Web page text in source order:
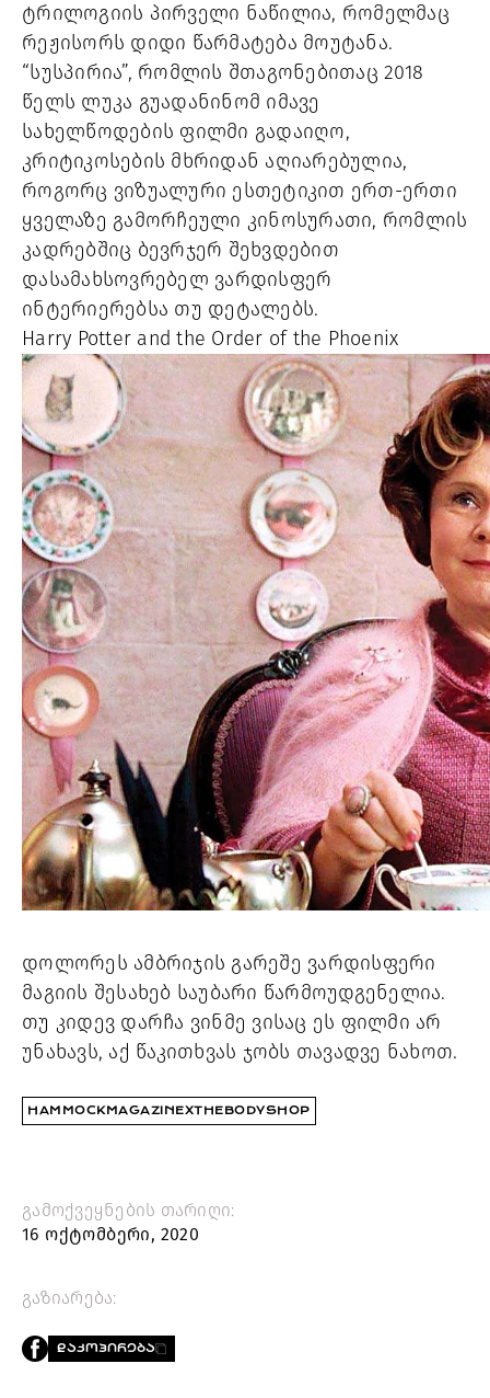
ტრილოგიის პირველი ნაწილია, რომელმაც
რეჟისორს დიდი წარმატება მოუტანა.
“სუსპირია”, რომლის შთაგონებითაც 2018
წელს ლუკა გუადანინომ იმავე
სახელწოდების ფილმი გადაიღო,
კრიტიკოსების მხრიდან აღიარებულია,
როგორც ვიზუალური ესთეტიკით ერთ-ერთი
ყველაზე გამორჩეული კინოსურათი, რომლის
კადრებშიც ბევრჯერ შეხვდებით
დასამახსოვრებელ ვარდისფერ
ინტერიერებსა თუ დეტალებს.
Harry Potter and the Order of the Phoenix
დოლორეს ამბრიჯის გარეშე ვარდისფერი
მაგიის შესახებ საუბარი წარმოუდგენელია.
თუ კიდევ დარჩა ვინმე ვისაც ეს ფილმი არ
უნახავს, აქ წაკითხვას ჯობს თავადვე ნახოთ.
HAMMOCKMAGAZINEXTHEBODYSHOP
გამოქვეყნების თარიღი:
16 ოქტომბერი, 2020
გაზიარება:
ᲓᲐᲙᲝᲞᲘᲠᲔᲑᲐ